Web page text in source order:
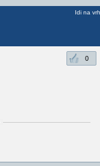
Idi na vrh
0